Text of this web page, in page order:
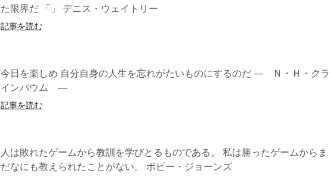
た限界だ 「」 デニス・ウェイトリー
記事を読む
今日を楽しめ 自分自身の人生を忘れがたいものにするのだ — Ｎ・Ｈ・クラ
インバウム —
記事を読む
人は敗れたゲームから教訓を学びとるものである。 私は勝ったゲームからま
だなにも教えられたことがない。 ボビー・ジョーンズ